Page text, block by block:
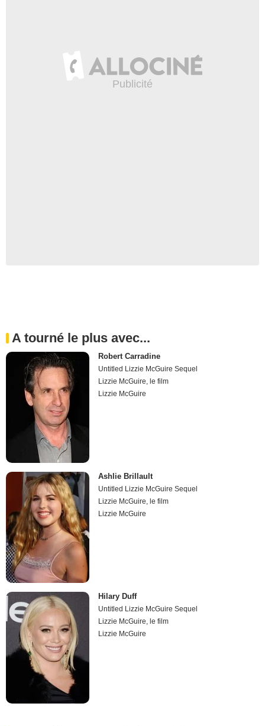
A tourné le plus avec...
Robert Carradine
Untitled Lizzie McGuire Sequel
Lizzie McGuire, le film
Lizzie McGuire
Ashlie Brillault
Untitled Lizzie McGuire Sequel
Lizzie McGuire, le film
Lizzie McGuire
Hilary Duff
Untitled Lizzie McGuire Sequel
Lizzie McGuire, le film
Lizzie McGuire